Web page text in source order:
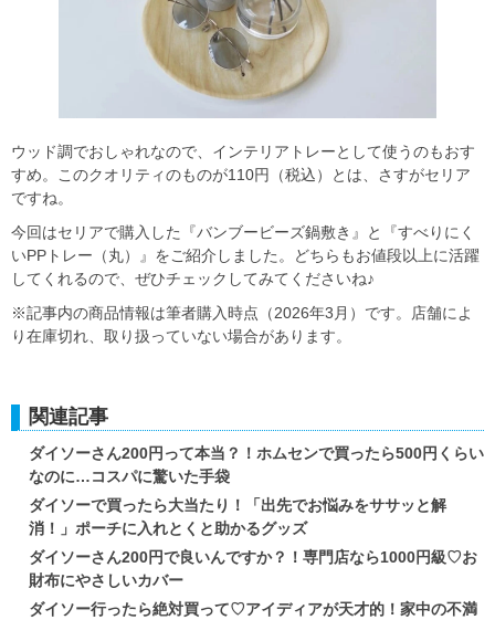
ウッド調でおしゃれなので、インテリアトレーとして使うのもおす
すめ。このクオリティのものが110円（税込）とは、さすがセリア
ですね。
今回はセリアで購入した『バンブービーズ鍋敷き』と『すべりにく
いPPトレー（丸）』をご紹介しました。どちらもお値段以上に活躍
してくれるので、ぜひチェックしてみてくださいね♪
※記事内の商品情報は筆者購入時点（2026年3月）です。店舗によ
り在庫切れ、取り扱っていない場合があります。
関連記事
ダイソーさん200円って本当？！ホムセンで買ったら500円くらい
なのに…コスパに驚いた手袋
ダイソーで買ったら大当たり！「出先でお悩みをササッと解
消！」ポーチに入れとくと助かるグッズ
ダイソーさん200円で良いんですか？！専門店なら1000円級♡お
財布にやさしいカバー
ダイソー行ったら絶対買って♡アイディアが天才的！家中の不満